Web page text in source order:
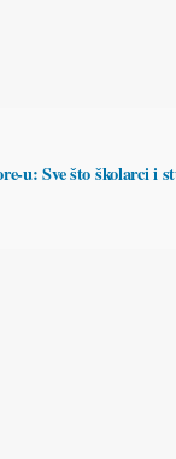
u: Sve što školarci i